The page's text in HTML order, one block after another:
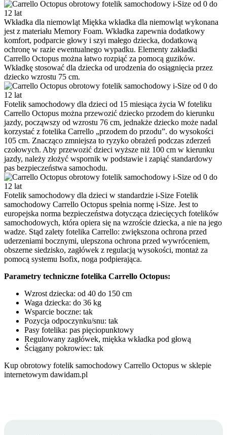
Wkładka dla niemowląt Miękka wkładka dla niemowląt wykonana
jest z materiału Memory Foam. Wkładka zapewnia dodatkowy
komfort, podparcie głowy i szyi małego dziecka, dodatkową
ochronę w razie ewentualnego wypadku. Elementy zakładki
Carrello Octopus można łatwo rozpiąć za pomocą guzików.
Wkładkę stosować dla dziecka od urodzenia do osiągnięcia przez
dziecko wzrostu 75 cm.
Fotelik samochodowy dla dzieci od 15 miesiąca życia W foteliku
Carrello Octopus można przewozić dziecko przodem do kierunku
jazdy, począwszy od wzrostu 76 cm, jednakże dziecko może nadal
korzystać z fotelika Carrello „przodem do przodu”. do wysokości
105 cm. Znacząco zmniejsza to ryzyko obrażeń podczas zderzeń
czołowych. Aby przewozić dzieci wyższe niż 100 cm w kierunku
jazdy, należy złożyć wspornik w podstawie i zapiąć standardowy
pas bezpieczeństwa samochodu.
Fotelik samochodowy dla dzieci w standardzie i-Size Fotelik
samochodowy Carrello Octopus spełnia normę i-Size. Jest to
europejska norma bezpieczeństwa dotycząca dziecięcych fotelików
samochodowych, która opiera się na wzroście dziecka, a nie na jego
wadze. Stąd zalety fotelika Carrello: zwiększona ochrona przed
uderzeniami bocznymi, ulepszona ochrona przed wywróceniem,
obszerne siedzisko, zagłówek z regulacją wysokości, montaż za
pomocą systemu Isofix, noga podpierająca.
Parametry techniczne fotelika Carrello Octopus:
Wzrost dziecka: od 40 do 150 cm
Waga dziecka: do 36 kg
Wsparcie boczne: tak
Pozycja odpoczynku/snu: tak
Pasy fotelika: pas pięciopunktowy
Regulowany zagłówek, miękka wkładka pod głową
Ściągany pokrowiec: tak
Kup obrotowy fotelik samochodowy Carrello Octopus w sklepie
internetowym dawidam.pl